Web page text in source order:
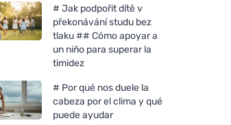
# Jak podpořit dítě v
překonávání studu bez
tlaku ## Cómo apoyar a
un niño para superar la
timidez
# Por qué nos duele la
cabeza por el clima y qué
puede ayudar